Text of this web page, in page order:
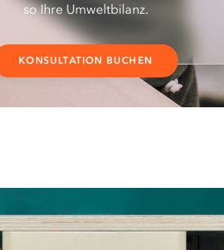
so Ihre Umweltbilanz.
KONSULTATION BUCHEN